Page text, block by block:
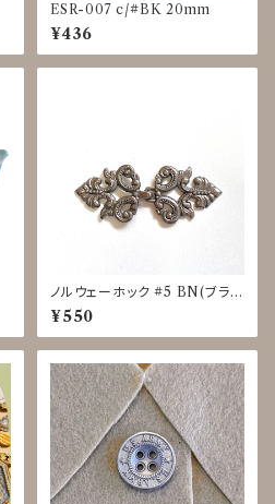
ESR-007 c/#BK 20mm
¥436
ノルウェーホック #5 BN(ブラッ
クニッケルバレル)
¥550